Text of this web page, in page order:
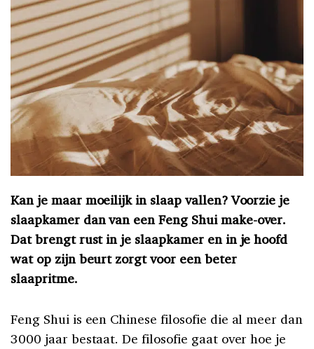
Kan je maar moeilijk in slaap vallen? Voorzie je
slaapkamer dan van een Feng Shui make-over.
Dat brengt rust in je slaapkamer en in je hoofd
wat op zijn beurt zorgt voor een beter
slaapritme.
Feng Shui is een Chinese filosofie die al meer dan
3000 jaar bestaat. De filosofie gaat over hoe je